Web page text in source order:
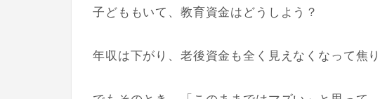
子どももいて、教育資金はどうしよう？
年収は下がり、老後資金も全く見えなくなって焦